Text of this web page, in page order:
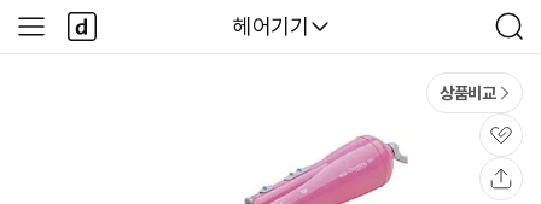
다나와
헤어기기
검
색
사
이
다
나
와
상품비교
관
심